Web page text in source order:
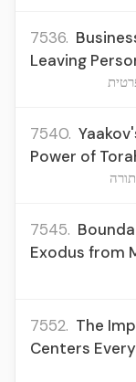
7536.
Leaving
7540.
Power of
7545.
Exodus from
7552. The
Centers